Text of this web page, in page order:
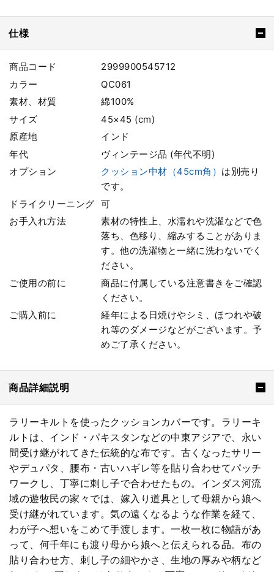
仕様
商品コード
2999900545712
カラー
QC061
素材、材質
綿100%
サイズ
45×45 (cm)
原産地
インド
年代
ヴィンテージ品 (年代不明)
オプション
クッション中材（45cm角） は別売り
です。
ドライクリーニング
可
お手入れ方法
素材の特性上、水濡れや洗濯などで色
落ち、色移り、縮みすることがありま
す。他の洗濯物と一緒に洗わないでく
ださい。
ご使用の前に
商品に付属している注意書きをご確認
ください。
ご購入前に
経年による日焼けやシミ、ほつれや破
れ等のダメージなどがございます。予
めご了承ください。
商品詳細説明
ラリーキルトを使ったクッションカバーです。ラリーキ
ルトは、インド・パキスタンなどの中東アジアで、永い
間受け継がれてきた伝統的な布です。古くなったサリー
やデュパタ、腰布・古いハギレ等を貼り合わせてパッチ
ワークし、丁寧に刺し子で合わせたもの。インダス河流
域の遊牧民の家々では、嫁入り道具として母親から娘へ
受け継がれています。気の遠くなるような作業を経て、
わが子へ想いをこめて手渡します。一枚一枚に物語があ
って、何千年にも渡り母から娘へと伝えられる品。布の
貼り合わせ方、刺し子の細やかさ、生地の厚みや柄など